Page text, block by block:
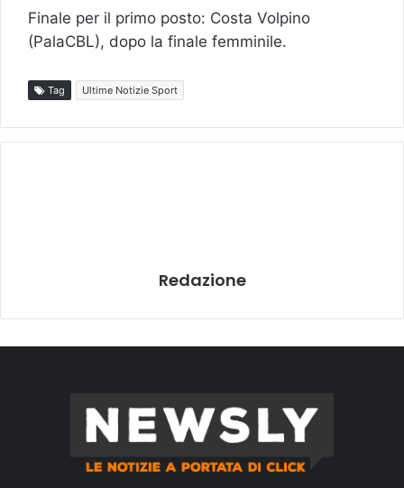
Finale per il primo posto: Costa Volpino
(PalaCBL), dopo la finale femminile.
Tag Ultime Notizie Sport
Redazione